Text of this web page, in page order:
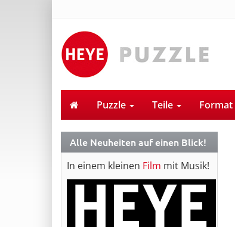
Puzzle Teile Format
Alle Neuheiten auf einen Blick!
In einem kleinen Film mit Musik!